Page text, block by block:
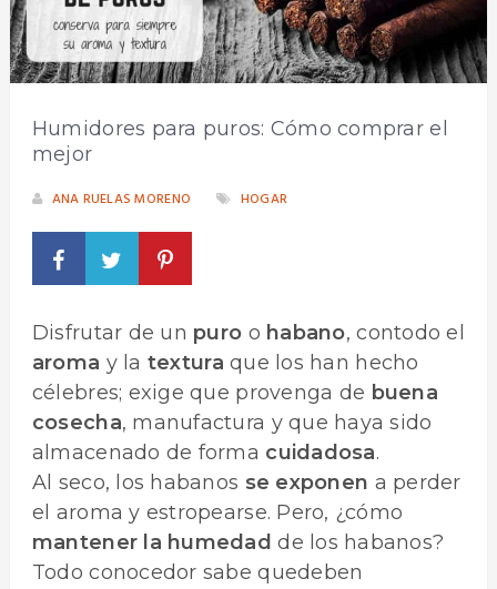
Humidores para puros: Cómo comprar el
mejor
ANA RUELAS MORENO HOGAR
Disfrutar de un puro o habano, contodo el
aroma y la textura que los han hecho
célebres; exige que provenga de buena
cosecha, manufactura y que haya sido
almacenado de forma cuidadosa.
Al seco, los habanos se exponen a perder
el aroma y estropearse. Pero, ¿cómo
mantener la humedad de los habanos?
Todo conocedor sabe quedeben